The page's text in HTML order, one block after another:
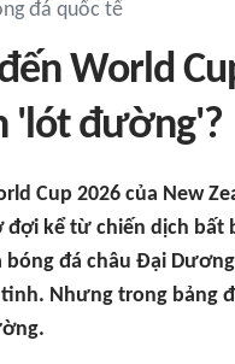
đá quốc tế
World
'lót đường'?
Cup 2026 của New
đợi kể từ chiến dịch bất
đá châu Đại
Nhưng trong bảng